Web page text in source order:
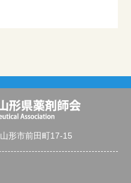
形市前田町17-15